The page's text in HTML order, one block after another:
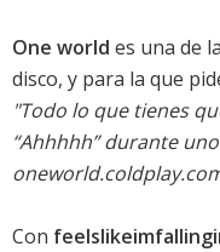
One world es una de
disco, y para la que
"Todo lo que tienes
“Ahhhhh” durante
Con